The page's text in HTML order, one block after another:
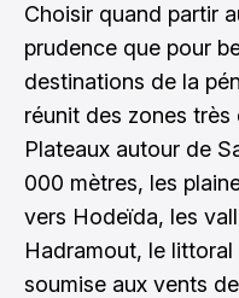
Choisir quand partir
prudence que pour
destinations de la
réunit des zones
Plateaux autour de
000 mètres, les
vers Hodeïda, les
Hadramout, le littoral
soumise aux vents